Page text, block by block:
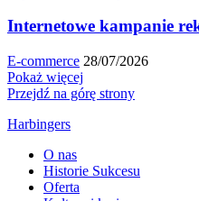
Internetowe kampanie
E-commerce 28/07/2026
Pokaż więcej
Przejdź na górę strony
Harbingers
O nas
Historie Sukcesu
Oferta